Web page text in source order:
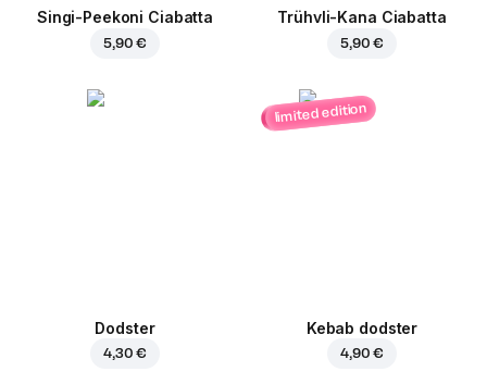
Singi-Peekoni Ciabatta
5,90 €
Trühvli-Kana Ciabatta
5,90 €
Dodster
4,30 €
limited edition
Kebab dodster
4,90 €